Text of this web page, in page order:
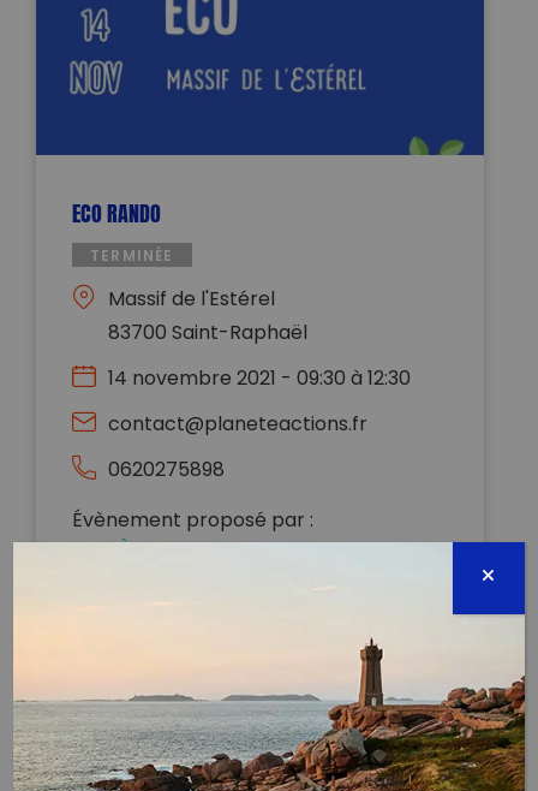
ECO RANDO
TERMINÉE
Massif de l'Estérel
83700 Saint-Raphaël
14 novembre 2021 - 09:30 à 12:30
contact@planeteactions.fr
0620275898
Évènement proposé par :
PLANÈTE ACTIONS
Rdv co-voiturage à 9h30, sur le parking McDo /
Leclerc de Saint-Raphaël.